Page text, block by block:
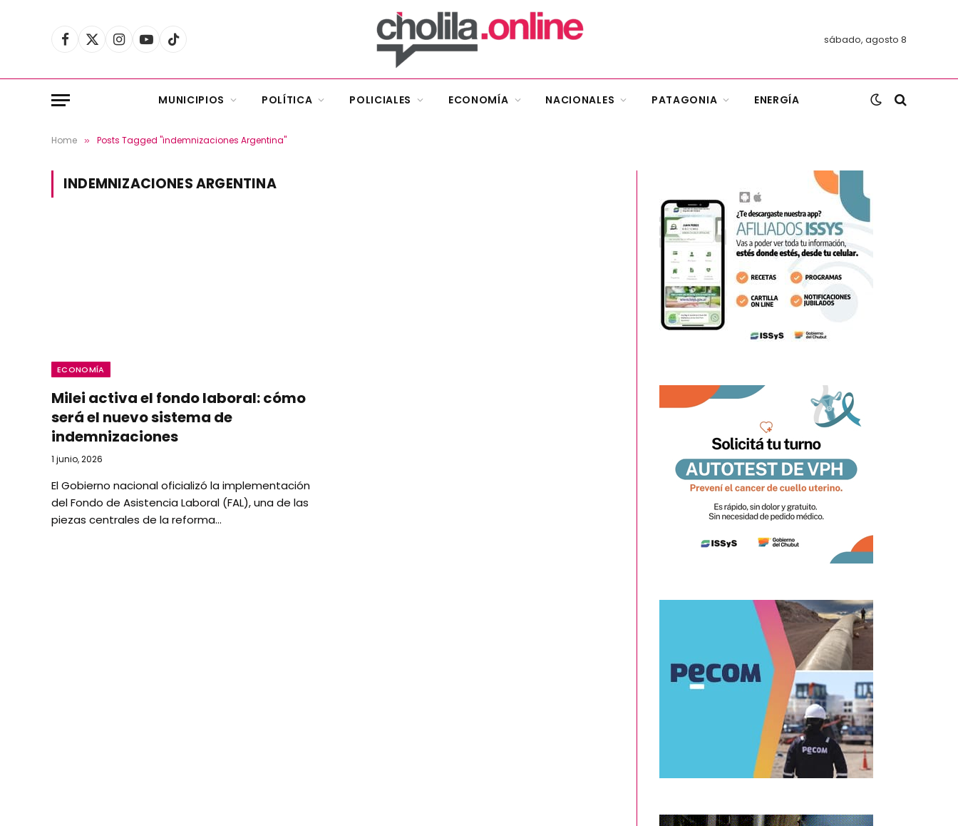
Facebook
X
Instagram
YouTubeTikTok sábado, agosto 8
MUNICIPIOS POLÍTICA POLICIALES ECONOMÍA NACIONALES PATAGONIA ENERGÍA
Home » Posts Tagged "indemnizaciones Argentina"
INDEMNIZACIONES ARGENTINA
ECONOMÍA
Milei activa el fondo laboral: cómo
será el nuevo sistema de
indemnizaciones
1 junio, 2026
El Gobierno nacional oficializó la implementación
del Fondo de Asistencia Laboral (FAL), una de las
piezas centrales de la reforma…